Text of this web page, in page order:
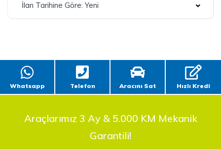
İlan Tarihine Göre: Yeni
Whatsapp Telefon Aracını Sat Hızlı Kredi
Araçlarımız 3 Ay & 5.000 KM Mekanik
Garantili!